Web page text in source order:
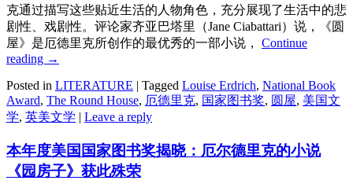
克通过描写这些贴近生活的人物角色，充分展现了生活中的悲
剧性、戏剧性。评论家齐亚巴塔里（Jane Ciabattari）说，《圆
屋》是厄德里克所创作的最优秀的一部小说， Continue
reading →
Posted in LITERATURE | Tagged Louise Erdrich, National Book
Award, The Round House, 厄德里克, 国家图书奖, 圆屋, 美国文
学, 英美文学 | Leave a reply
本年度美国国家图书奖揭晓：厄尔德里克的小说
《园房子》获此殊荣